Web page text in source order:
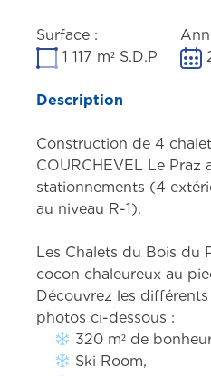
Surface :
1 117 m² S.D.P
Description
Construction de 4
COURCHEVEL Le Praz
stationnements (4
au niveau R-1).
Les Chalets du Bois du
cocon chaleureux au
Découvrez les différents
photos ci-dessous :
320 m² de
Ski Room,